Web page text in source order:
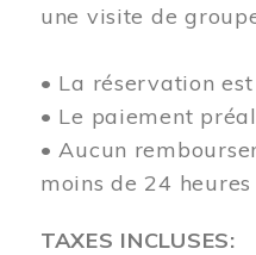
une visite de
• La réservation
• Le paiement
• Aucun
moins de 24
TAXES INCLUSES: